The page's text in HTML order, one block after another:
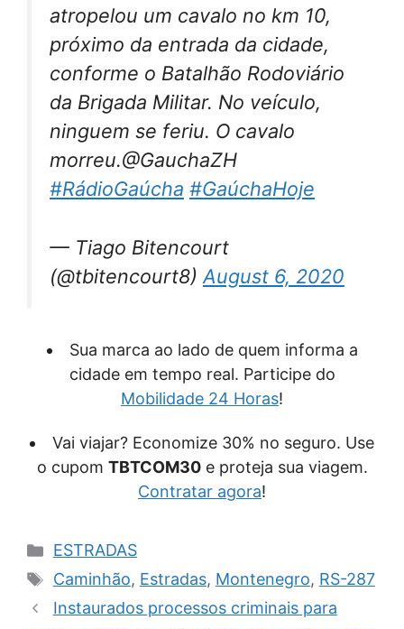
atropelou um cavalo no km 10,
próximo da entrada da cidade,
conforme o Batalhão Rodoviário
da Brigada Militar. No veículo,
ninguem se feriu. O cavalo
morreu.@GauchaZH
#RádioGaúcha #GaúchaHoje
— Tiago Bitencourt
(@tbitencourt8) August 6, 2020
Sua marca ao lado de quem informa a
cidade em tempo real. Participe do
Mobilidade 24 Horas!
Vai viajar? Economize 30% no seguro. Use
o cupom TBTCOM30e proteja sua viagem.
Contratar agora!
Categorias
ESTRADAS
Tags
Caminhão, Estradas, Montenegro, RS-287
Instaurados processos criminais para